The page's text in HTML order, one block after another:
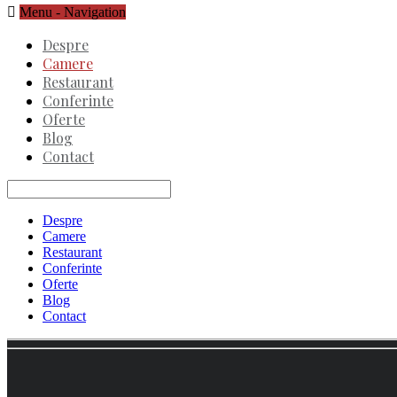
Menu - Navigation
Despre
Camere
Restaurant
Conferinte
Oferte
Blog
Contact
Despre
Camere
Restaurant
Conferinte
Oferte
Blog
Contact